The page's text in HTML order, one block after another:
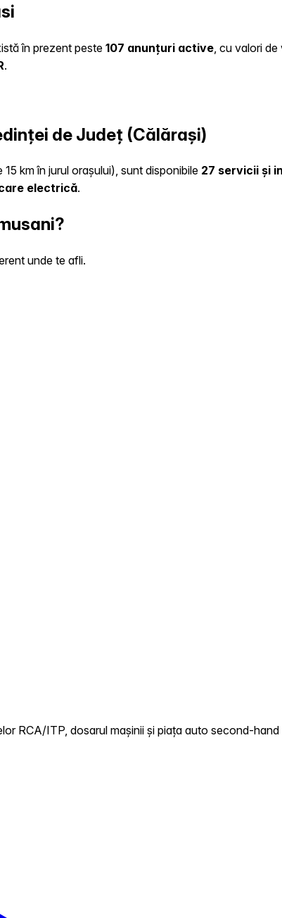
în prezent peste 107 anunțuri active , cu valori
.
de Județ (Călărași)
km în jurul orașului), sunt disponibile 27 servicii și
electrică.
unde te afli.
RCA/ITP, dosarul mașinii și piața auto second-hand